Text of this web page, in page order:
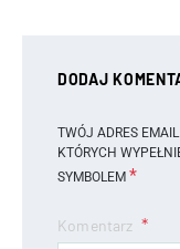
DODAJ
TWÓJ ADRES
KTÓRYCH
SYMBOLEM *
Komentarz